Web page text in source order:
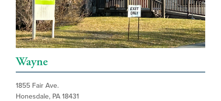
Wayne
1855 Fair Ave.
Honesdale, PA 18431